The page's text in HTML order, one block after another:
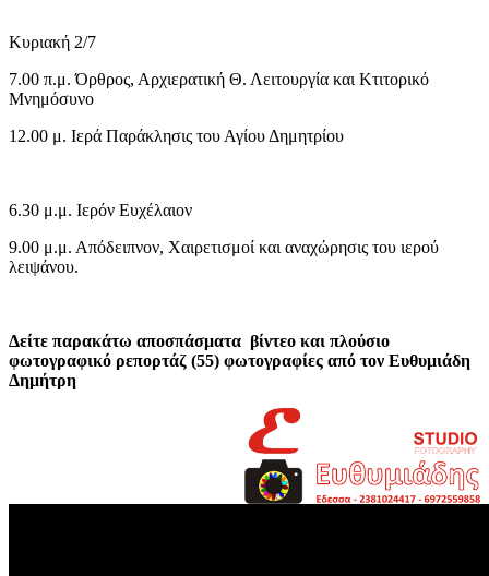
Κυριακή 2/7
7.00 π.μ. Όρθρος, Αρχιερατική Θ. Λειτουργία και Κτιτορικό
Μνημόσυνο
12.00 μ. Ιερά Παράκλησις του Αγίου Δημητρίου
6.30 μ.μ. Ιερόν Ευχέλαιον
9.00 μ.μ. Απόδειπνον, Χαιρετισμοί και αναχώρησις του ιερού
λειψάνου.
Δείτε παρακάτω αποσπάσματα βίντεο και πλούσιο
φωτογραφικό ρεπορτάζ (55) φωτογραφίες από τον Ευθυμιάδη
Δημήτρη